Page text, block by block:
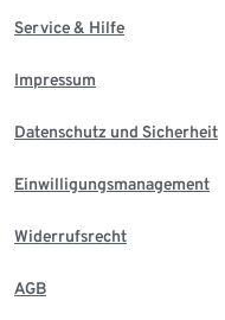
Service & Hilfe
Impressum
Datenschutz und Sicherheit
Einwilligungsmanagement
Widerrufsrecht
AGB